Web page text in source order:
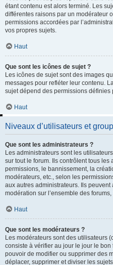
étant contenu est alors terminé. Les
différentes raisons par un modérateur
permissions accordées par
vos propres sujets.
Haut
Que sont les icônes de sujet ?
Les icônes de sujet sont des images
messages pour refléter leur contenu.
sujet dépend des permissions définies
Haut
Niveaux d’utilisateurs et
Que sont les administrateurs ?
Les administrateurs sont les
sur tout le forum. Ils contrôlent tous les
permissions, le bannissement, la
modérateurs, etc., selon les
aux autres administrateurs. Ils
modération sur l’ensemble des
Haut
Que sont les modérateurs ?
Les modérateurs sont des utilisateurs
consiste à vérifier au jour le jour le
pouvoir de modifier ou supprimer des
déplacer, supprimer et diviser les